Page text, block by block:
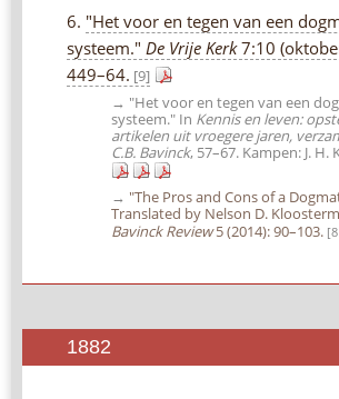
6. "Het voor en tegen van een
systeem." De Vrije Kerk7:10
449–64. [9]
→ "Het voor en tegen van een
systeem." In Kennis en leven:
artikelen uit vroegere jaren,
C.B. Bavinck, 57–67. Kampen: J. H.
→ "The Pros and Cons of a
Translated by Nelson D.
Bavinck Review5 (2014): 90–103.
1882